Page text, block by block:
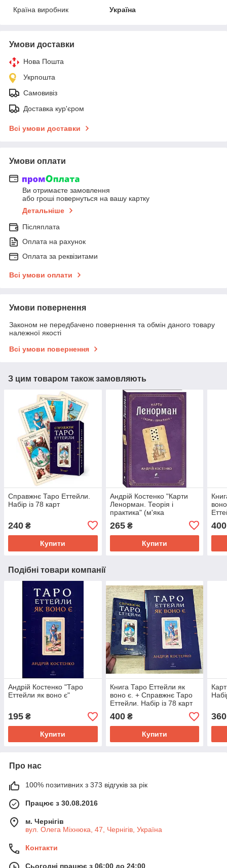
Країна виробник
Україна
Умови доставки
Нова Пошта
Укрпошта
Самовивіз
Доставка кур'єром
Всі умови доставки
Умови оплати
Ви отримаєте замовлення
або гроші повернуться на вашу картку
Детальніше
Післяплата
Оплата на рахунок
Оплата за реквізитами
Всі умови оплати
Умови повернення
Законом не передбачено повернення та обмін даного товару
належної якості
Всі умови повернення
З цим товаром також замовляють
Справжнє Таро Еттейли.
Набір із 78 карт
240 ₴
Купити
Андрій Костенко "Карти
Ленорман. Теорія і
практика" (м'яка
265₴
Купити
400
Подібні товари компанії
Андрій Костенко "Таро
Еттейли як воно є"
195 ₴
Купити
Книга Таро Еттейли як
воно є. + Справжнє Таро
Еттейли. Набір із 78 карт
400₴
Купити
360
Про нас
100% позитивних з 373 відгуків за рік
Працює з 30.08.2016
м. Чернігів
вул. Олега Міхнюка, 47, Чернігів, Україна
Контакти
Сьогодні працює з 06:00 до 24:00